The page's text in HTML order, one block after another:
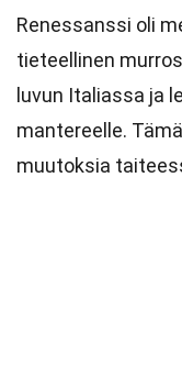
Renessanssi oli
tieteellinen
luvun Italiassa ja
mantereelle.
muutoksia